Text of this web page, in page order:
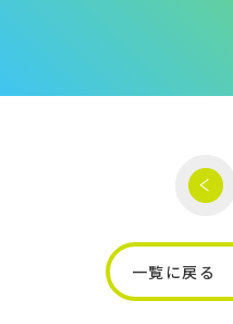
一覧に戻る